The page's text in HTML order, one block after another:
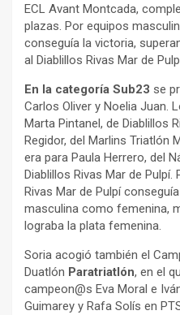
ECL Avant Montcada,
plazas. Por equipos
conseguía la victoria,
al Diablillos Rivas Mar de
En la categoría Sub23 se
Carlos Oliver y Noelia Juan.
Marta Pintanel, de Diablillos
Regidor, del Marlins Triatlón
era para Paula Herrero, del
Diablillos Rivas Mar de Pulpí.
Rivas Mar de Pulpí
masculina como femenina,
lograba la plata femenina.
Soria acogió también el
Duatlón Paratriatlón, en el
campeon@s Eva Moral e
Guimarey y Rafa Solís en